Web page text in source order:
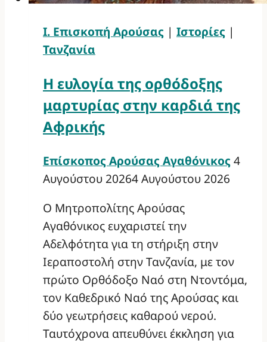
Ι. Επισκοπή Αρούσας | Ιστορίες |
Τανζανία
Η ευλογία της ορθόδοξης
μαρτυρίας στην καρδιά της
Αφρικής
Επίσκοπος Αρούσας Αγαθόνικος 4
Αυγούστου 20264 Αυγούστου 2026
Ο Μητροπολίτης Αρούσας
Αγαθόνικος ευχαριστεί την
Αδελφότητα για τη στήριξη στην
Ιεραποστολή στην Τανζανία, με τον
πρώτο Ορθόδοξο Ναό στη Ντοντόμα,
τον Καθεδρικό Ναό της Αρούσας και
δύο γεωτρήσεις καθαρού νερού.
Ταυτόχρονα απευθύνει έκκληση για